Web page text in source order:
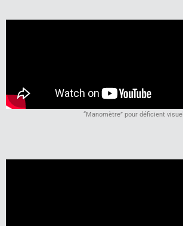
“Manomètre” pour déficient visuel